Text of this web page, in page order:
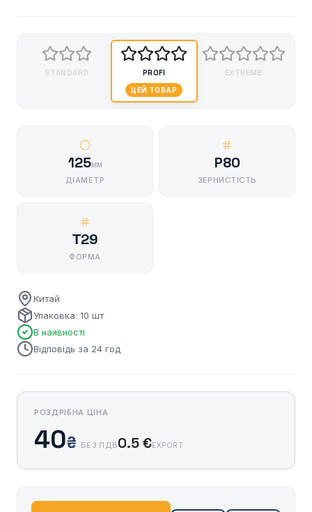
STANDARD PROFI
ЦЕЙ ТОВАР
EXTREME
125мм
ДІАМЕТР
P80
ЗЕРНИСТІСТЬ
Т29
ФОРМА
Китай
Упаковка: 10 шт
В наявності
Відповідь за 24 год
РОЗДРІБНА ЦІНА
40₴ БЕЗ ПДВ0.5 €EXPORT